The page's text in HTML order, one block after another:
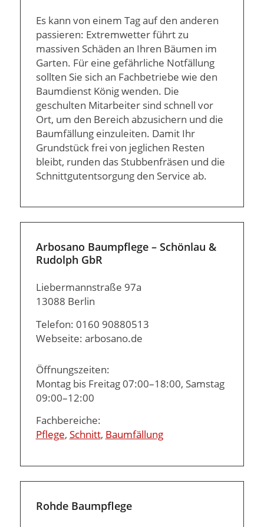
Es kann von einem Tag auf den anderen
passieren: Extremwetter führt zu
massiven Schäden an Ihren Bäumen im
Garten. Für eine gefährliche Notfällung
sollten Sie sich an Fachbetriebe wie den
Baumdienst König wenden. Die
geschulten Mitarbeiter sind schnell vor
Ort, um den Bereich abzusichern und die
Baumfällung einzuleiten. Damit Ihr
Grundstück frei von jeglichen Resten
bleibt, runden das Stubbenfräsen und die
Schnittgutentsorgung den Service ab.
Arbosano Baumpflege – Schönlau &
Rudolph GbR
Liebermannstraße 97a
13088 Berlin
Telefon: 0160 90880513
Webseite: arbosano.de
Öffnungszeiten:
Montag bis Freitag 07:00–18:00, Samstag
09:00–12:00
Fachbereiche:
Pflege, Schnitt, Baumfällung
Rohde Baumpflege